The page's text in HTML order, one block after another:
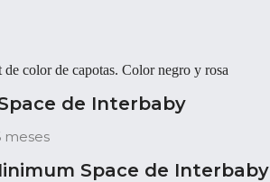
color de capotas. Color negro y rosa
de Interbaby
meses
Space de Interbaby